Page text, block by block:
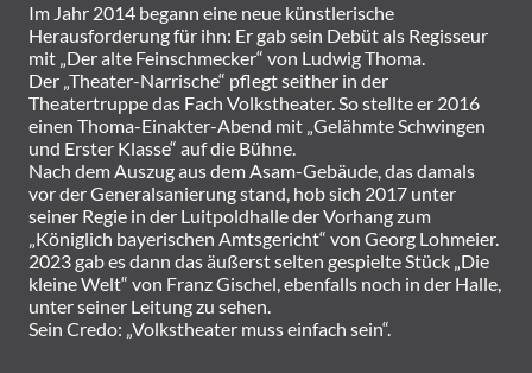
Im Jahr 2014 begann eine neue künstlerische
Herausforderung für ihn: Er gab sein Debüt als Regisseur
mit „Der alte Feinschmecker“ von Ludwig Thoma.
Der „Theater-Narrische“ pflegt seither in der
Theatertruppe das Fach Volkstheater. So stellte er 2016
einen Thoma-Einakter-Abend mit „Gelähmte Schwingen
und Erster Klasse“ auf die Bühne.
Nach dem Auszug aus dem Asam-Gebäude, das damals
vor der Generalsanierung stand, hob sich 2017 unter
seiner Regie in der Luitpoldhalle der Vorhang zum
„Königlich bayerischen Amtsgericht“ von Georg Lohmeier.
2023 gab es dann das äußerst selten gespielte Stück „Die
kleine Welt“ von Franz Gischel, ebenfalls noch in der Halle,
unter seiner Leitung zu sehen.
Sein Credo: „Volkstheater muss einfach sein“.